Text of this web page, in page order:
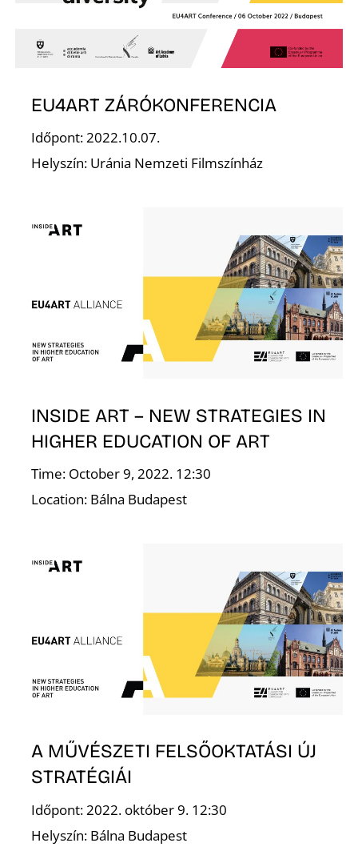
EU4ART ZÁRÓKONFERENCIA
Időpont: 2022.10.07.
Helyszín: Uránia Nemzeti Filmszínház
INSIDE ART – NEW STRATEGIES IN
HIGHER EDUCATION OF ART
Time: October 9, 2022. 12:30
Location: Bálna Budapest
A MŰVÉSZETI FELSŐOKTATÁSI ÚJ
STRATÉGIÁI
Időpont: 2022. október 9. 12:30
Helyszín: Bálna Budapest